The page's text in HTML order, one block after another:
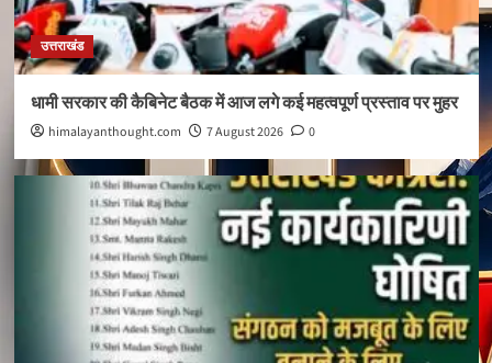
उत्तराखंड
धामी सरकार की कैबिनेट बैठक में आज लगे कई महत्वपूर्ण प्रस्ताव पर मुहर
himalayanthought.com 7 August 2026 0